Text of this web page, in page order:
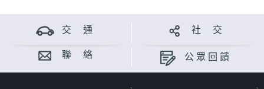
交 通 社 交
聯 絡 公眾回饋